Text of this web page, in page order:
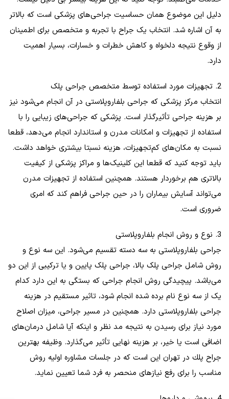
دلیل این موضوع همان حساسیت جراحی‌های پزشکی است که بالاتر
به آن اشاره شد. انتخاب یک جراح با تجربه و متخصص برای اطمینان
از وقوع نتیجه دلخواه و کاهش خطرات و خسارات، بسیار اهمیت
دارد.
2. تجهیزات مورد استفاده توسط متخصص جراحی پلک
انتخاب مرکز پزشکی که جراحی بلفاروپلاستی در آن انجام می‌شود نیز
بر هزینه جراحی تأثیرگذار است. پزشکی که جراحی‌های زیبایی را با
استفاده از تجهیزات و امکانات مدرن و استاندارد انجام می‌دهد، قطعا
نسبت به مکان‌های کم‌تجهیزات، هزینه نسبتا بیشتری خواهد داشت.
باید توجه کنید که قطعا این کلینیک‌ها و مراکز پزشکی از کیفیت
بالاتری هم برخوردار هستند. همچنین استفاده از تجهیزات مدرن
می‌تواند آسایش بیماران را در حین جراحی فراهم کند که امری
ضروری است.
3. نوع و روش انجام بلفاروپلاستی
جراحی بلفاروپلاستی به سه دسته تقسیم می‌شود. این سه نوع و
روش شامل جراحی پلک بالا، جراحی پلک پایین و یا ترکیبی از این دو
می‌باشد. پیچیدگی روش انجام جراحی که بستگی به این دارد کدام
یک از سه نوع نام برده شده انجام شود، تاثیر مستقیم در هزینه
جراحی بلفاروپلاستی دارد. همچنین در مسیر جراحی، میزان اصلاح
مورد نیاز برای رسیدن به نتیجه مد نظر و اینکه آیا شامل درمان‌های
اضافی است یا خیر، بر هزینه‌ نهایی تأثیر می‌گذارد. وظیفه بهترين
جراح پلك در تهران این است که در جلسات مشاوره اولیه روش
مناسب را برای رفع نیازهای منحصر به فرد شما تعیین نماید.